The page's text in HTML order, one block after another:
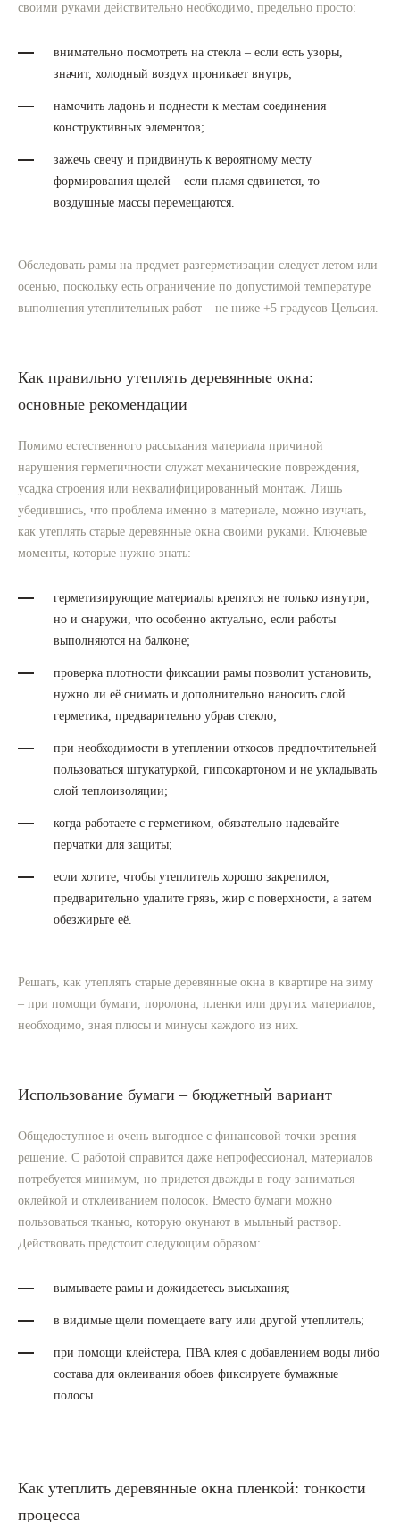
своими руками действительно необходимо, предельно просто:
внимательно посмотреть на стекла – если есть узоры,
значит, холодный воздух проникает внутрь;
намочить ладонь и поднести к местам соединения
конструктивных элементов;
зажечь свечу и придвинуть к вероятному месту
формирования щелей – если пламя сдвинется, то
воздушные массы перемещаются.
Обследовать рамы на предмет разгерметизации следует летом или
осенью, поскольку есть ограничение по допустимой температуре
выполнения утеплительных работ – не ниже +5 градусов Цельсия.
Как правильно утеплять деревянные окна:
основные рекомендации
Помимо естественного рассыхания материала причиной
нарушения герметичности служат механические повреждения,
усадка строения или неквалифицированный монтаж. Лишь
убедившись, что проблема именно в материале, можно изучать,
как утеплять старые деревянные окна своими руками. Ключевые
моменты, которые нужно знать:
герметизирующие материалы крепятся не только изнутри,
но и снаружи, что особенно актуально, если работы
выполняются на балконе;
проверка плотности фиксации рамы позволит установить,
нужно ли её снимать и дополнительно наносить слой
герметика, предварительно убрав стекло;
при необходимости в утеплении откосов предпочтительней
пользоваться штукатуркой, гипсокартоном и не укладывать
слой теплоизоляции;
когда работаете с герметиком, обязательно надевайте
перчатки для защиты;
если хотите, чтобы утеплитель хорошо закрепился,
предварительно удалите грязь, жир с поверхности, а затем
обезжирьте её.
Решать, как утеплять старые деревянные окна в квартире на зиму
– при помощи бумаги, поролона, пленки или других материалов,
необходимо, зная плюсы и минусы каждого из них.
Использование бумаги – бюджетный вариант
Общедоступное и очень выгодное с финансовой точки зрения
решение. С работой справится даже непрофессионал, материалов
потребуется минимум, но придется дважды в году заниматься
оклейкой и отклеиванием полосок. Вместо бумаги можно
пользоваться тканью, которую окунают в мыльный раствор.
Действовать предстоит следующим образом:
вымываете рамы и дожидаетесь высыхания;
в видимые щели помещаете вату или другой утеплитель;
при помощи клейстера, ПВА клея с добавлением воды либо
состава для оклеивания обоев фиксируете бумажные
полосы.
Как утеплить деревянные окна пленкой: тонкости
процесса